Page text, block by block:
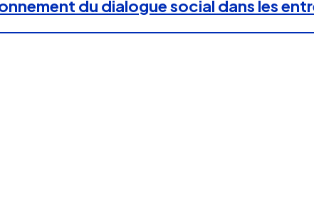
du dialogue social dans les